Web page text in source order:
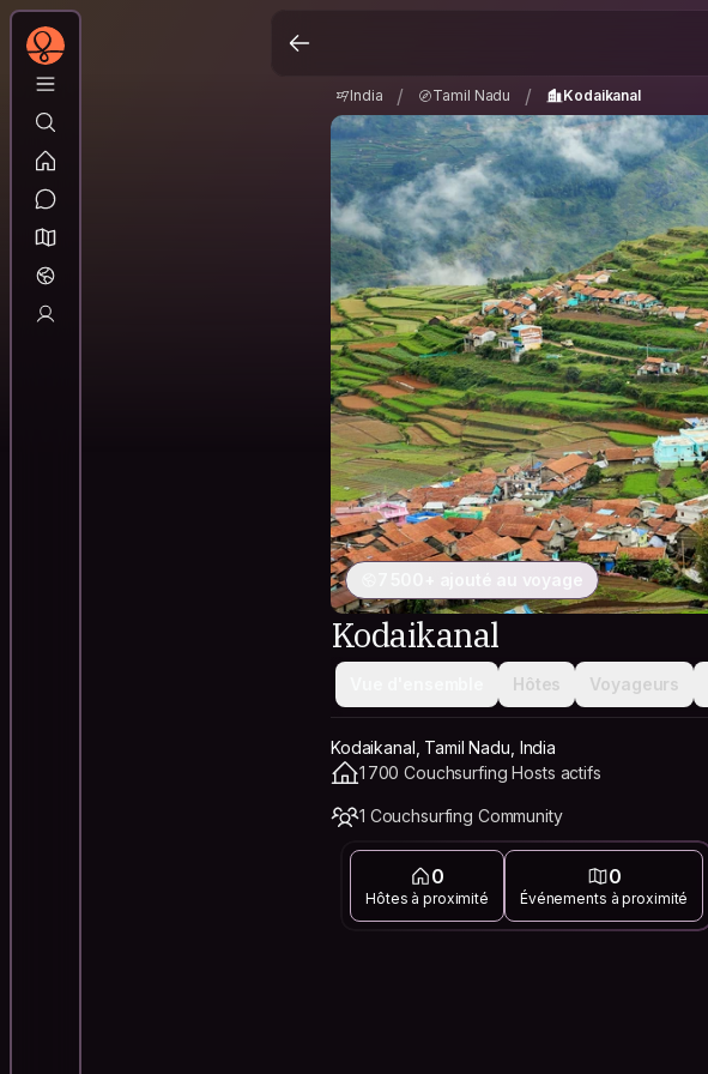
India / Tamil Nadu / Kodaikanal
7 500+ ajouté au voyage
Kodaikanal
Hôtes Voyageurs
Kodaikanal, Tamil Nadu, India
1 700 Couchsurfing Hosts actifs
1 Couchsurfing Community
0
Hôtes à proximité
0
Événements à proximité